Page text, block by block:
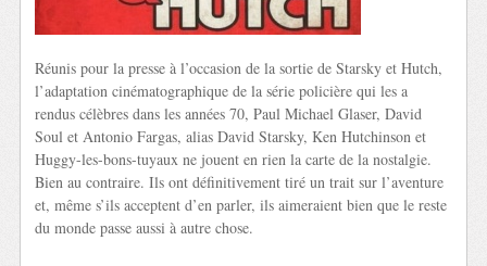
Réunis pour la presse à l’occasion de la sortie de Starsky et Hutch,
l’adaptation cinématographique de la série policière qui les a
rendus célèbres dans les années 70, Paul Michael Glaser, David
Soul et Antonio Fargas, alias David Starsky, Ken Hutchinson et
Huggy-les-bons-tuyaux ne jouent en rien la carte de la nostalgie.
Bien au contraire. Ils ont définitivement tiré un trait sur l’aventure
et, même s’ils acceptent d’en parler, ils aimeraient bien que le reste
du monde passe aussi à autre chose.